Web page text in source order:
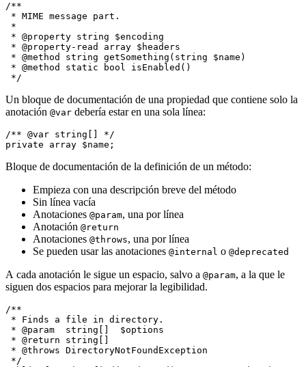
/**
* MIME message part.
*
* @property string $encoding
* @property-read array $headers
* @method string getSomething(string $name)
* @method static bool isEnabled()
Un bloque de documentación de una propiedad que contiene solo la
anotación @var debería estar en una sola línea:
/** @var string[] */
Bloque de documentación de la definición de un método:
Empieza con una descripción breve del método
Sin línea vacía
Anotaciones @param, una por línea
Anotación @return
Anotaciones @throws, una por línea
Se pueden usar las anotaciones @internal o @deprecated
A cada anotación le sigue un espacio, salvo a @param, a la que le
siguen dos espacios para mejorar la legibilidad.
/**
* Finds a file in directory.
* @param  string[]  $options
* @return string[]
* @throws DirectoryNotFoundException
*/